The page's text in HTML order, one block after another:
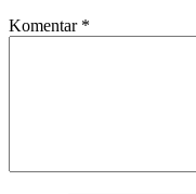
Komentar *